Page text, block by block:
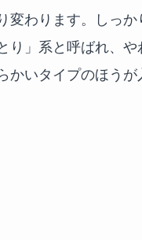
わります。しっ
り」系と呼ばれ、
いタイプのほうが